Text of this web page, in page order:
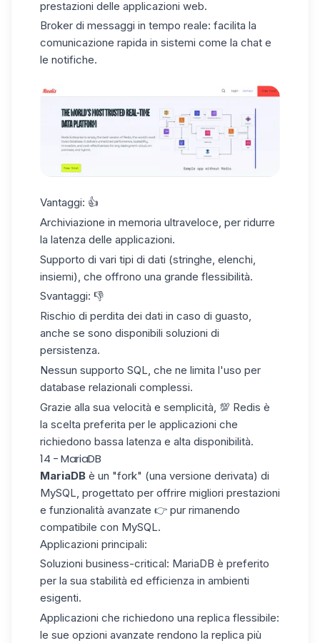
prestazioni delle applicazioni web.
Broker di messaggi in tempo reale: facilita la
comunicazione rapida in sistemi come la chat e
le notifiche.
Vantaggi: 👍
Archiviazione in memoria ultraveloce, per ridurre
la latenza delle applicazioni.
Supporto di vari tipi di dati (stringhe, elenchi,
insiemi), che offrono una grande flessibilità.
Svantaggi: 👎
Rischio di perdita dei dati in caso di guasto,
anche se sono disponibili soluzioni di
persistenza.
Nessun supporto SQL, che ne limita l'uso per
database relazionali complessi.
Grazie alla sua velocità e semplicità, 💯 Redis è
la scelta preferita per le applicazioni che
richiedono bassa latenza e alta disponibilità.
14 - MariaDB
MariaDB è un "fork" (una versione derivata) di
MySQL, progettato per offrire migliori prestazioni
e funzionalità avanzate 👉 pur rimanendo
compatibile con MySQL.
Applicazioni principali:
Soluzioni business-critical: MariaDB è preferito
per la sua stabilità ed efficienza in ambienti
esigenti.
Applicazioni che richiedono una replica flessibile:
le sue opzioni avanzate rendono la replica più